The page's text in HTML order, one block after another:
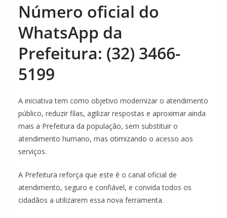
Número oficial do
WhatsApp da
Prefeitura: (32) 3466-
5199
A iniciativa tem como objetivo modernizar o atendimento
público, reduzir filas, agilizar respostas e aproximar ainda
mais a Prefeitura da população, sem substituir o
atendimento humano, mas otimizando o acesso aos
serviços.
A Prefeitura reforça que este é o canal oficial de
atendimento, seguro e confiável, e convida todos os
cidadãos a utilizarem essa nova ferramenta.